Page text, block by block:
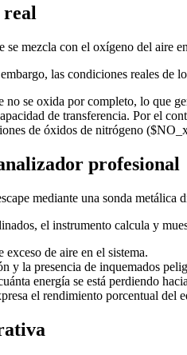
mezcla con el oxígeno del aire
las condiciones reales de
se oxida por completo, lo que
de transferencia. Por el
de óxidos de nitrógeno
profesional
mediante una sonda metálica
el instrumento calcula y
de aire en el sistema.
y la presencia de inquemados
energía se está perdiendo
el rendimiento porcentual del